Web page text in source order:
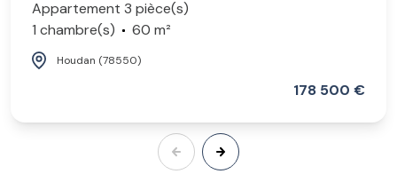
Appartement 3 pièce(s)
1 chambre(s)
60 m²
Houdan (78550)
178 500 €